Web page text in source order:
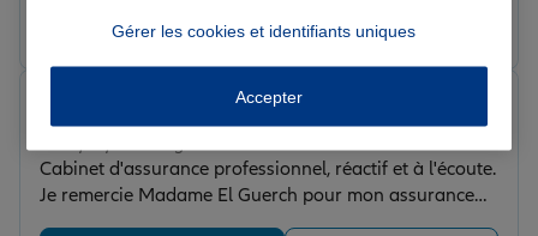
Prendre un RDV Voir l'agence
Note de 5 sur 5
Cabinet d'assurance professionnel, réactif et à l'écoute.
Je remercie Madame El Guerch pour mon assurance
auto à un bon prix comparé à la concurrence.
Gérer les cookies et identifiants uniques
Accepter